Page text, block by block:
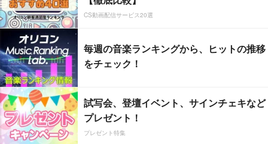
CS動画配信サービス20選
毎週の音楽ランキングから、ヒットの推移
をチェック！
試写会、登壇イベント、サインチェキなど
プレゼント！
プレゼント特集